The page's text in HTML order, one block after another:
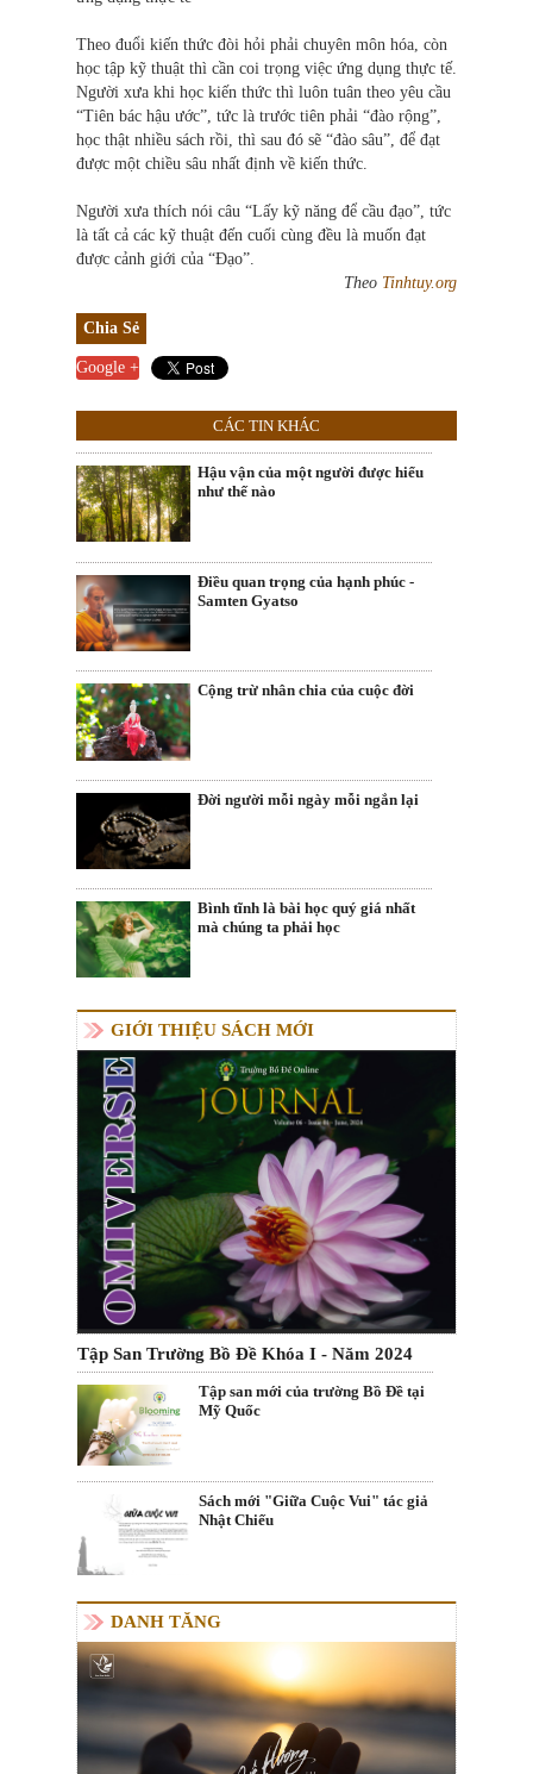
Theo đuổi kiến thức đòi hỏi phải chuyên môn hóa, còn
học tập kỹ thuật thì cần coi trọng việc ứng dụng thực tế.
Người xưa khi học kiến thức thì luôn tuân theo yêu cầu
“Tiên bác hậu ước”, tức là trước tiên phải “đào rộng”,
học thật nhiều sách rồi, thì sau đó sẽ “đào sâu”, để đạt
được một chiều sâu nhất định về kiến thức.
Người xưa thích nói câu “Lấy kỹ năng để cầu đạo”, tức
là tất cả các kỹ thuật đến cuối cùng đều là muốn đạt
được cảnh giới của “Đạo”.
Theo Tinhtuy.org
Chia Sẻ
Google +
CÁC TIN KHÁC
Hậu vận của một người được hiểu
như thế nào
Điều quan trọng của hạnh phúc -
Samten Gyatso
Cộng trừ nhân chia của cuộc đời
Đời người mỗi ngày mỗi ngắn lại
Bình tĩnh là bài học quý giá nhất
mà chúng ta phải học
GIỚI THIỆU SÁCH MỚI
Tập San Trường Bồ Đề Khóa I - Năm 2024
Tập san mới của trường Bồ Đề tại
Mỹ Quốc
Sách mới "Giữa Cuộc Vui" tác giả
Nhật Chiếu
DANH TĂNG